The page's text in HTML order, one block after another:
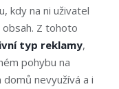
kdy na ni uživatel
Z tohoto
typ reklamy,
pohybu na
nevyužívá a i